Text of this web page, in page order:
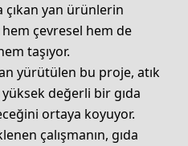
yan ürünlerin
hem çevresel hem de
taşıyor.
yürütülen bu proje, atık
değerli bir gıda
ortaya koyuyor.
çalışmanın, gıda